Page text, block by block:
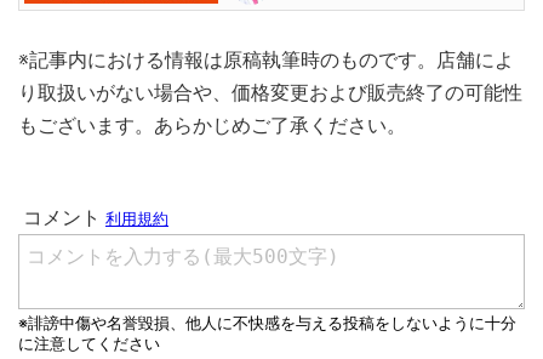
※記事内における情報は原稿執筆時のものです。店舗によ
り取扱いがない場合や、価格変更および販売終了の可能性
もございます。あらかじめご了承ください。